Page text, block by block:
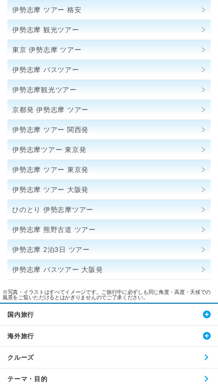
伊勢志摩 ツアー 格安
伊勢志摩 観光ツアー
東京 伊勢志摩 ツアー
伊勢志摩 バスツアー
伊勢志摩観光ツアー
京都発 伊勢志摩 ツアー
伊勢志摩 ツアー 関西発
伊勢志摩ツアー 東京発
伊勢志摩 ツアー 東京発
伊勢志摩 ツアー 大阪発
ひのとり 伊勢志摩ツアー
伊勢志摩 熊野古道 ツアー
伊勢志摩 2泊3日 ツアー
伊勢志摩 バスツアー 大阪発
※写真・イラストはすべてイメージです。ご旅行中に必ずしも同じ角度・高度・天候での
風景をご覧いただけるとはかぎりませんのでご了承ください。
国内旅行
海外旅行
クルーズ
テーマ・目的